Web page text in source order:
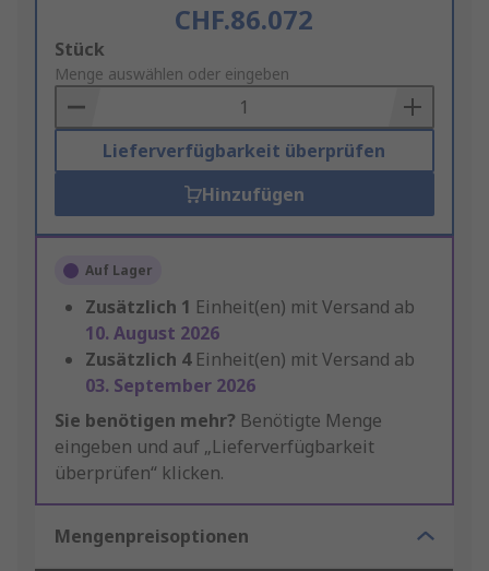
CHF.86.072
Add
to
Basket
Stück
Menge auswählen oder eingeben
Lieferverfügbarkeit überprüfen
Hinzufügen
Auf Lager
Zusätzlich 1 Einheit(en) mit Versand ab
10. August 2026
Zusätzlich 4 Einheit(en) mit Versand ab
03. September 2026
Sie benötigen mehr? Benötigte Menge
eingeben und auf „Lieferverfügbarkeit
überprüfen“ klicken.
Mengenpreisoptionen